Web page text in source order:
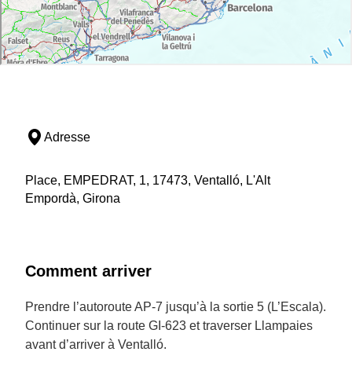
Adresse
Place, EMPEDRAT, 1, 17473, Ventalló, L'Alt
Empordà, Girona
Comment arriver
Prendre l’autoroute AP-7 jusqu’à la sortie 5 (L’Escala).
Continuer sur la route GI-623 et traverser Llampaies
avant d’arriver à Ventalló.